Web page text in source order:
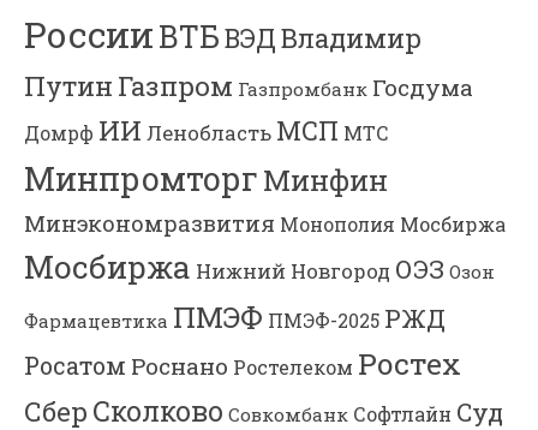
РоссииВТБВЭДВладимир
Путин Газпром Газпромбанк Госдума
Домрф ИИ Ленобласть МСП МТС
МинпромторгМинфин
Минэкономразвития Монополия Мосбиржа
Мосбиржа Нижний Новгород ОЭЗ Озон
Фармацевтика ПМЭФ ПМЭФ-2025 РЖД
Росатом Роснано Ростелеком Ростех
Сбер Сколково Совкомбанк Софтлайн Суд